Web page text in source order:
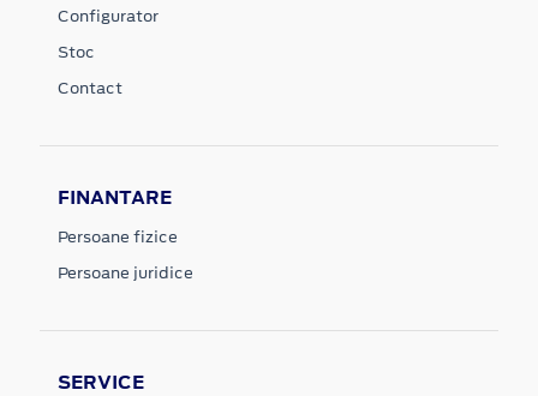
Configurator
Stoc
Contact
FINANTARE
Persoane fizice
Persoane juridice
SERVICE